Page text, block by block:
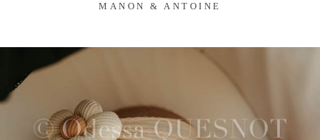
MANON & ANTOINE